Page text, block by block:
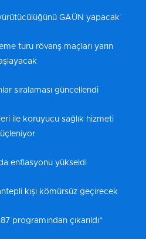
GAÜN yapacak
turu rövanş maçları yarın
sıralaması güncellendi
ile koruyucu sağlık hizmeti
enflasyonu yükseldi
kışı kömürsüz geçirecek
programından çıkarıldı”